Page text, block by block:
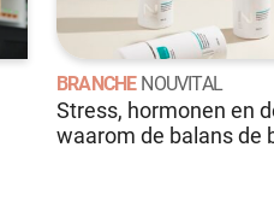
BRANCHE NOUVITAL
Stress, hormonen en
waarom de balans de